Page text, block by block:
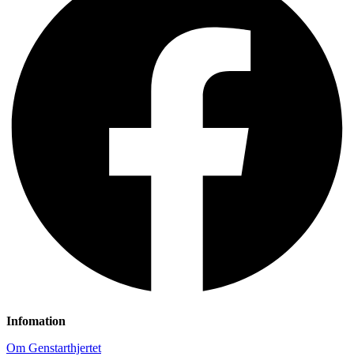
Infomation
Om Genstarthjertet